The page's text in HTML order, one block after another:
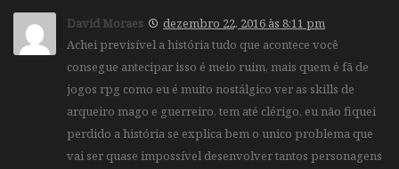
David Moraes
dezembro 22, 2016 às 8:11 pm
Achei previsível a história tudo que acontece você
consegue antecipar isso é meio ruim, mais quem é fã de
jogos rpg como eu é muito nostálgico ver as skills de
arqueiro mago e guerreiro, tem até clérigo, eu não fiquei
perdido a história se explica bem o unico problema que
vai ser quase impossível desenvolver tantos personagens